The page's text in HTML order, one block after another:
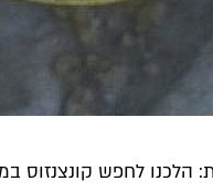
הלכנו לחפש